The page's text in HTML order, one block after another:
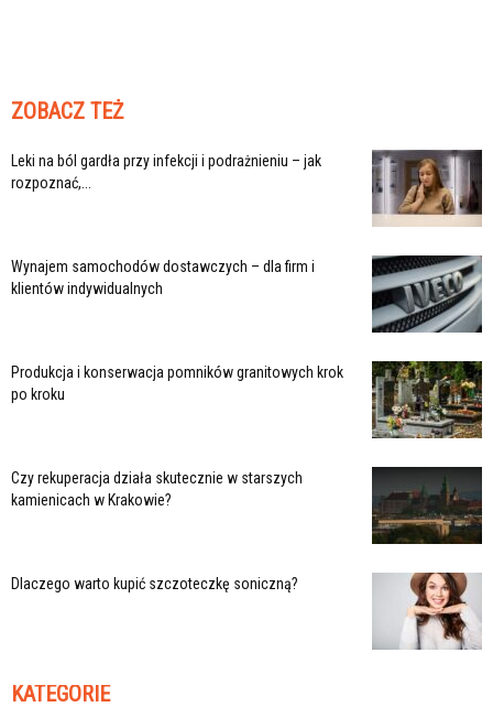
ZOBACZ TEŻ
Leki na ból gardła przy infekcji i podrażnieniu – jak
rozpoznać,...
Wynajem samochodów dostawczych – dla firm i
klientów indywidualnych
Produkcja i konserwacja pomników granitowych krok
po kroku
Czy rekuperacja działa skutecznie w starszych
kamienicach w Krakowie?
Dlaczego warto kupić szczoteczkę soniczną?
KATEGORIE